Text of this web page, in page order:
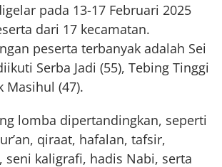
pada 13-17 Februari 2025
dari 17 kecamatan.
peserta terbanyak adalah Sei
Serba Jadi (55), Tebing Tinggi
Masihul (47).
lomba dipertandingkan, seperti
qiraat, hafalan, tafsir,
kaligrafi, hadis Nabi, serta